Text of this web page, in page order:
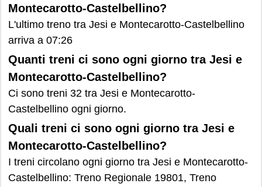
Montecarotto-Castelbellino?
L'ultimo treno tra Jesi e Montecarotto-Castelbellino
arriva a 07:26
Quanti treni ci sono ogni giorno tra Jesi e
Montecarotto-Castelbellino?
Ci sono treni 32 tra Jesi e Montecarotto-
Castelbellino ogni giorno.
Quali treni ci sono ogni giorno tra Jesi e
Montecarotto-Castelbellino?
I treni circolano ogni giorno tra Jesi e Montecarotto-
Castelbellino: Treno Regionale 19801, Treno